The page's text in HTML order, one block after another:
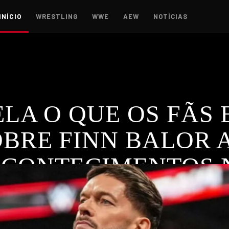
INÍCIO WRESTLING WWE AEW NOTÍCIAS
O QUE OS FÃS
FINN BALOR
em continuar como heel após o ataque a CM Punk.